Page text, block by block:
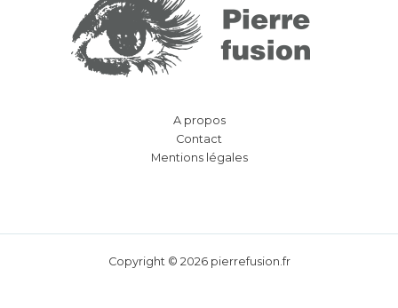
A propos
Contact
Mentions légales
Copyright © 2026 pierrefusion.fr